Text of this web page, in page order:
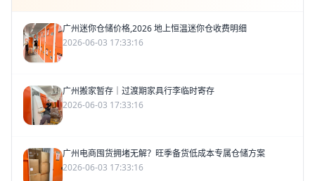
广州迷你仓储价格,2026 地上恒温迷你仓收费明细
2026-06-03 17:33:16
广州搬家暂存｜过渡期家具行李临时寄存
2026-06-03 17:33:16
广州电商囤货拥堵无解？旺季备货低成本专属仓储方案
2026-06-03 17:33:16